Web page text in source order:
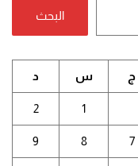
البحث
ج س د
1
2
7
8
9